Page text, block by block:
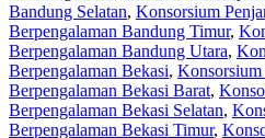
Bandung Selatan, Konsorsium
Berpengalaman Bandung Timur,
Berpengalaman Bandung Utara,
Berpengalaman Bekasi, Konsorsium
Berpengalaman Bekasi Barat,
Berpengalaman Bekasi Selatan,
Berpengalaman Bekasi Timur,